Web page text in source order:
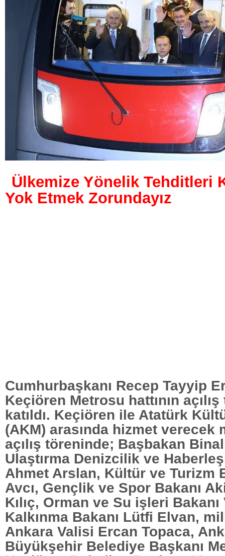
Ülkemize Yönelik Tehditleri
Yok Etmek Zorundayız
Cumhurbaşkanı Recep Tayyip
Keçiören Metrosu hattının
katıldı. Keçiören ile Atatürk
(AKM) arasında hizmet verecek
açılış töreninde; Başbakan Binali
Ulaştırma Denizcilik ve
Ahmet Arslan, Kültür ve Turizm
Avcı, Gençlik ve Spor Bakanı
Kılıç, Orman ve Su işleri
Kalkınma Bakanı Lütfi Elvan,
Ankara Valisi Ercan Topaca,
Büyükşehir Belediye Başkanı